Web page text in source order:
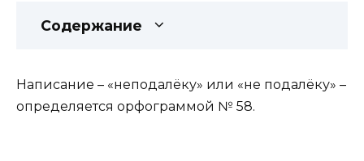
Содержание
Написание – «неподалёку» или «не подалёку» –
определяется орфограммой № 58.